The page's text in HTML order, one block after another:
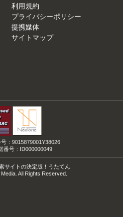
利用規約
プライバシーポリシー
提携媒体
サイトマップ
：9015879001Y38026
番号：ID000000049
サイトの決定版！うたてん
All Rights Reserved.